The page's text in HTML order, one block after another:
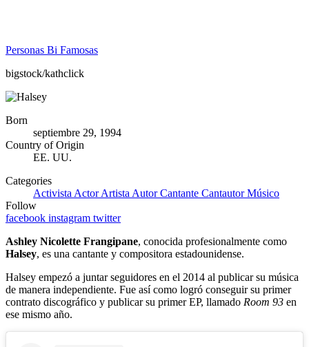
Personas Bi Famosas
bigstock/kathclick
Born
septiembre 29, 1994
Country of Origin
EE. UU.
Categories
Activista ActorArtista AutorCantante CantautorMúsico
Follow
facebook instagram twitter
Ashley Nicolette Frangipane, conocida profesionalmente como
Halsey, es una cantante y compositora estadounidense.
Halsey empezó a juntar seguidores en el 2014 al publicar su música
de manera independiente. Fue así como logró conseguir su primer
contrato discográfico y publicar su primer EP, llamado Room 93 en
ese mismo año.